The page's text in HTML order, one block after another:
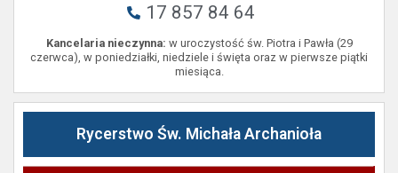
17 857 84 64
Kancelaria nieczynna: w uroczystość św. Piotra i Pawła (29
czerwca), w poniedziałki, niedziele i święta oraz w pierwsze piątki
miesiąca.
Rycerstwo Św. Michała Archanioła